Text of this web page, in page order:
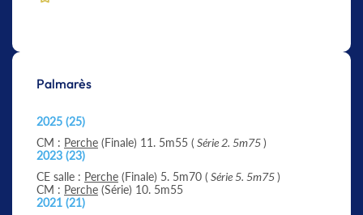
Palmarès
2025 (25)
CM : Perche (Finale) 11. 5m55 ( Série 2. 5m75)
2023 (23)
CE salle : Perche (Finale) 5. 5m70 ( Série 5. 5m75)
CM : Perche (Série) 10. 5m55
2021 (21)